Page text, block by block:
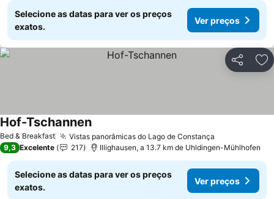
Selecione as datas para ver os preços
exatos.
Ver preços
Partilhar
Bed & Breakfast Vistas panorâmicas do Lago de Constança
Hof-TschannenVer preços
9,3 Excelente 217 Illighausen, a 13.7 km de Uhldingen-Mühlhofen
Selecione as datas para ver os preços
exatos.
Ver preços